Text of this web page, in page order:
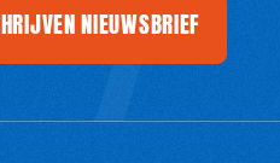
NIEUWSBRIEF